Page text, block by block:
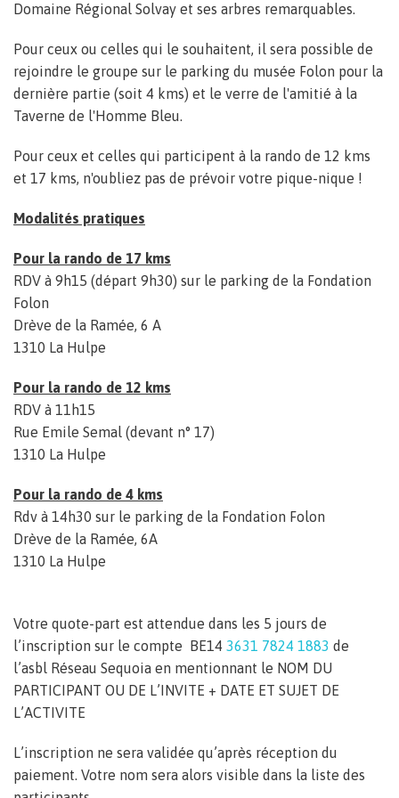
Domaine Régional Solvay et ses arbres remarquables.
Pour ceux ou celles qui le souhaitent, il sera possible de
rejoindre le groupe sur le parking du musée Folon pour la
dernière partie (soit 4 kms) et le verre de l'amitié à la
Taverne de l'Homme Bleu.
Pour ceux et celles qui participent à la rando de 12 kms
et 17 kms, n'oubliez pas de prévoir votre pique-nique !
Modalités pratiques
Pour la rando de 17 kms
RDV à 9h15 (départ 9h30) sur le parking de la Fondation
Folon
Drève de la Ramée, 6 A
1310 La Hulpe
Pour la rando de 12 kms
RDV à 11h15
Rue Emile Semal (devant n° 17)
1310 La Hulpe
Pour la rando de 4 kms
Rdv à 14h30 sur le parking de la Fondation Folon
Drève de la Ramée, 6A
1310 La Hulpe
Votre quote-part est attendue dans les 5 jours de
l’inscription sur le compte BE14 3631 7824 1883 de
l’asbl Réseau Sequoia en mentionnant le NOM DU
PARTICIPANT OU DE L’INVITE + DATE ET SUJET DE
L’ACTIVITE
L’inscription ne sera validée qu’après réception du
paiement. Votre nom sera alors visible dans la liste des